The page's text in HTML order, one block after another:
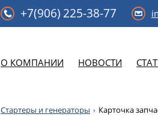
+7(906) 225-38-77
О КОМПАНИИ НОВОСТИ
Стартеры и генераторы Карточка